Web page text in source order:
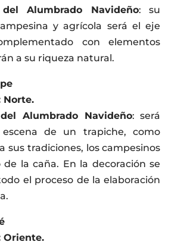
del Alumbrado Navideño: su
y agrícola será el eje
con elementos
a su riqueza natural.
Norte.
Alumbrado Navideño: será
de un trapiche, como
sus tradiciones, los campesinos
la caña. En la decoración se
el proceso de la elaboración
Oriente.